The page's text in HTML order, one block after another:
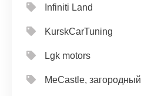
Infiniti Land
KurskCarTuning
Lgk motors
MeCastle,